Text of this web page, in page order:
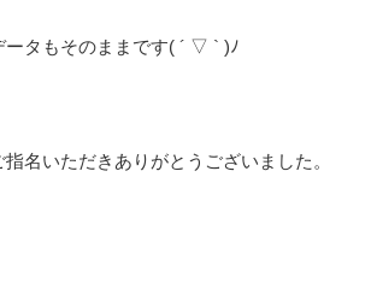
ータもそのままです( ´ ▽ ` )ﾉ
名いただきありがとうございました。